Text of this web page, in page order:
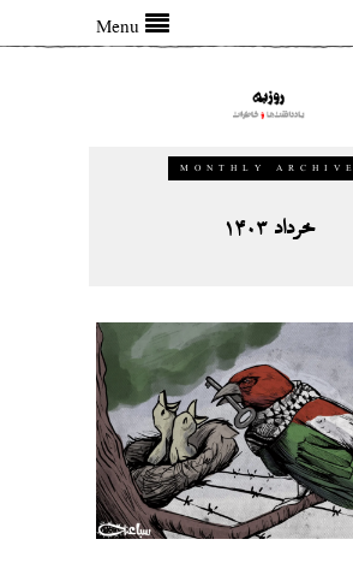
Menu
MONTHLY ARCHIVE
خرداد ۱۴۰۳